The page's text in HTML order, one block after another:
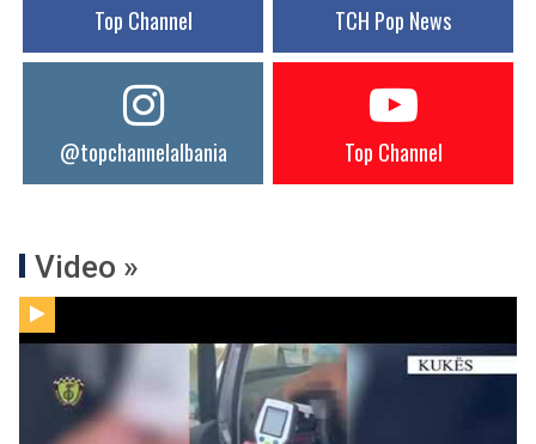
Top Channel TCH Pop News
@topchannelalbania Top Channel
Video »